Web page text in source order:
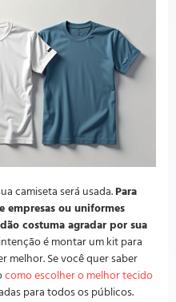
camiseta será usada. Para
empresas ou uniformes
costuma agradar por sua
é montar um kit para
melhor. Se você quer saber
como escolher o melhor tecido
para todos os públicos.